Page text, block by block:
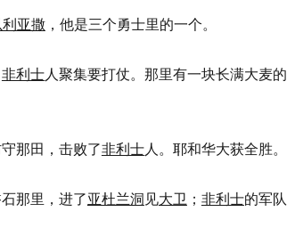
利亚撒，他是三个勇士里的一个。
非利士人聚集要打仗。那里有一块长满大麦的
那田，击败了非利士人。耶和华大获全胜。
那里，进了亚杜兰洞 见大卫 ； 非利士的军队